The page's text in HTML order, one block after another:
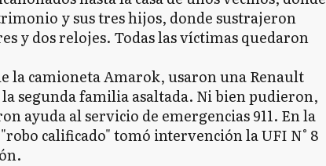
y sus tres hijos, donde sustrajeron
y dos relojes. Todas las víctimas quedaron
la camioneta Amarok, usaron una Renault
segunda familia asaltada. Ni bien pudieron,
ayuda al servicio de emergencias 911. En la
calificado" tomó intervención la UFI N° 8